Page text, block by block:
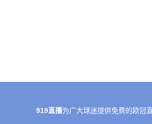
919直播为广大球迷提供免费的欧冠